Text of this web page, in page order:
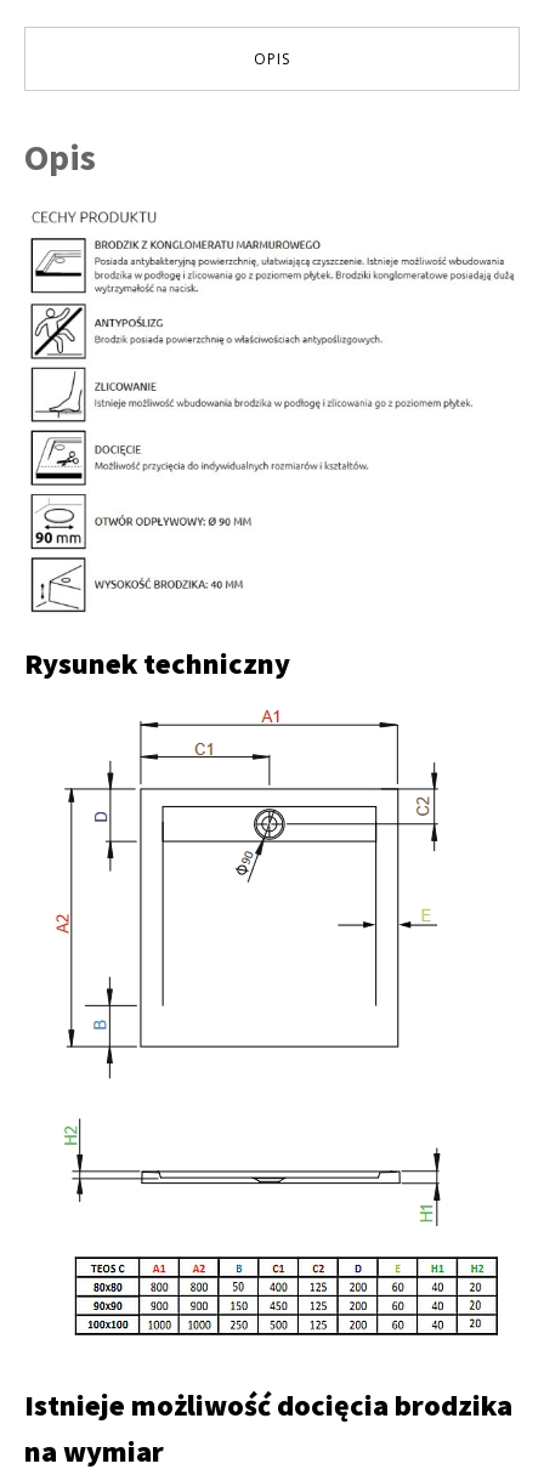
OPIS
Opis
Rysunek techniczny
Istnieje możliwość docięcia brodzika
na wymiar